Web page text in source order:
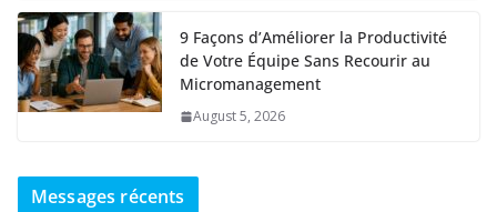
9 Façons d’Améliorer la Productivité
de Votre Équipe Sans Recourir au
Micromanagement
August 5, 2026
Messages récents